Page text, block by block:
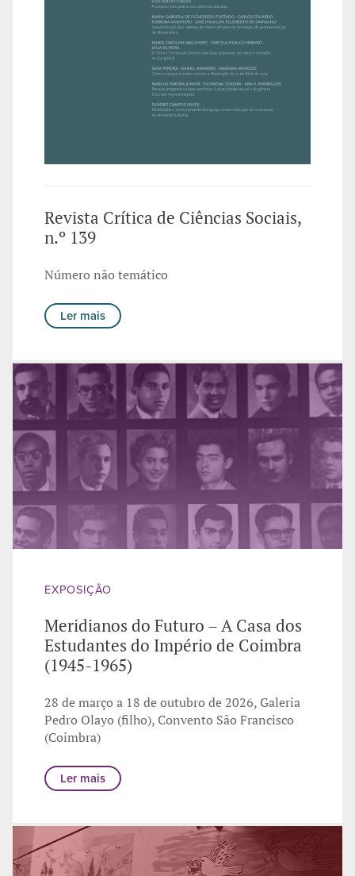
Revista Crítica de Ciências Sociais,
n.º 139
Número não temático
Ler mais
EXPOSIÇÃO
Meridianos do Futuro – A Casa dos
Estudantes do Império de Coimbra
(1945-1965)
28 de março a 18 de outubro de 2026, Galeria
Pedro Olayo (filho), Convento São Francisco
(Coimbra)
Ler mais